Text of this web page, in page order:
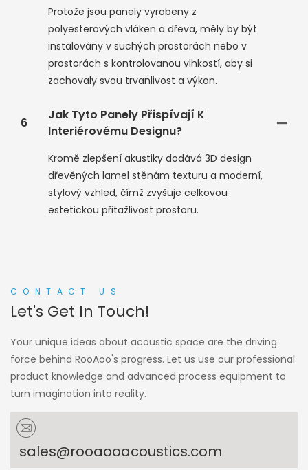
Protože jsou panely vyrobeny z
polyesterových vláken a dřeva, měly by být
instalovány v suchých prostorách nebo v
prostorách s kontrolovanou vlhkostí, aby si
zachovaly svou trvanlivost a výkon.
6
Jak Tyto Panely Přispívají K
Interiérovému Designu?
Kromě zlepšení akustiky dodává 3D design
dřevěných lamel stěnám texturu a moderní,
stylový vzhled, čímž zvyšuje celkovou
estetickou přitažlivost prostoru.
CONTACT US
Let's Get In Touch!
Your unique ideas about acoustic space are the driving
force behind RooAoo's progress. Let us use our professional
product knowledge and advanced process equipment to
turn imagination into reality.
sales@rooaooacoustics.com